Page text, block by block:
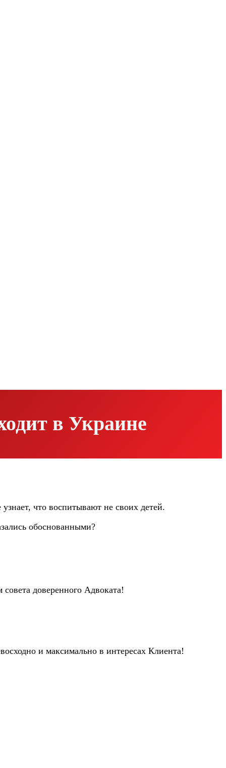
в Украине
что воспитывают не своих детей.
обоснованными?
доверенного Адвоката!
и максимально в интересах Клиента!